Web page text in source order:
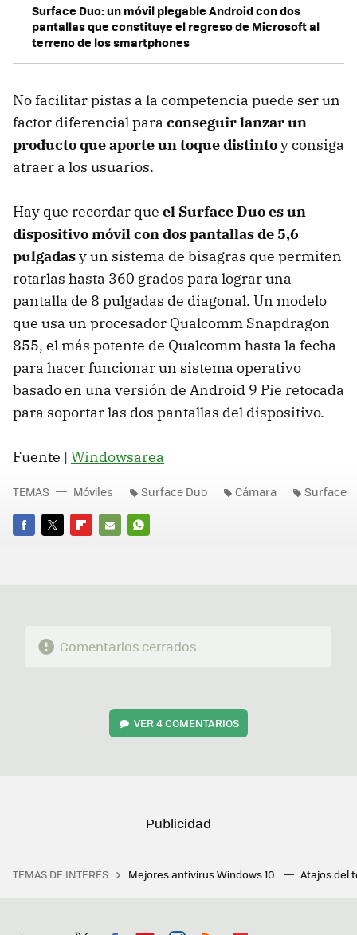
Surface Duo: un móvil plegable Android con dos
pantallas que constituye el regreso de Microsoft al
terreno de los smartphones
No facilitar pistas a la competencia puede ser un
factor diferencial para conseguir lanzar un
producto que aporte un toque distintoy consiga
atraer a los usuarios.
Hay que recordar que el Surface Duo es un
dispositivo móvil con dos pantallas de 5,6
pulgadasy un sistema de bisagras que permiten
rotarlas hasta 360 grados para lograr una
pantalla de 8 pulgadas de diagonal. Un modelo
que usa un procesador Qualcomm Snapdragon
855, el más potente de Qualcomm hasta la fecha
para hacer funcionar un sistema operativo
basado en una versión de Android 9 Pie retocada
para soportar las dos pantallas del dispositivo.
Fuente | Windowsarea
FACEBOOK
TWITTERFLIPBOARD
E-
WHATSAPP
TEMAS Móviles Surface Duo Cámara Surface
Comentarios cerrados
VER4 COMENTARIOS
TEMAS DE INTERÉS Mejores antivirus Windows 10 Atajos del